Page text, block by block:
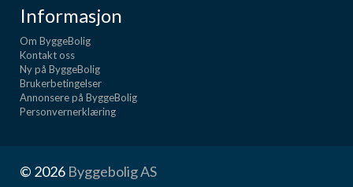
Informasjon
Om ByggeBolig
Kontakt oss
Ny på ByggeBolig
Brukerbetingelser
Annonsere på ByggeBolig
Personvernerklæring
© 2026 Byggebolig AS